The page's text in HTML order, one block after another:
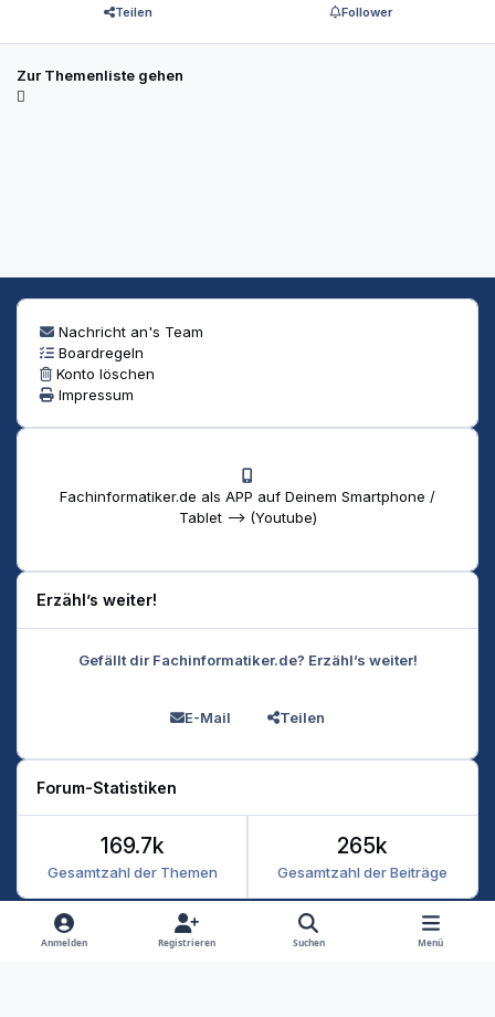
Teilen Follower
Zur Themenliste gehen
Nachricht an's Team
Boardregeln
Konto löschen
Impressum
Fachinformatiker.de als APP auf Deinem Smartphone /
Tablet --> (Youtube)
Erzähl’s weiter!
Gefällt dir Fachinformatiker.de? Erzähl’s weiter!
E-Mail Teilen
Forum-Statistiken
Gesamtzahl der Themen
169.7k
Gesamtzahl der Beiträge
265k
Heller Modus
Dunkler Modus
Systemeinstellung
Anmelden Registrieren Suchen Menü